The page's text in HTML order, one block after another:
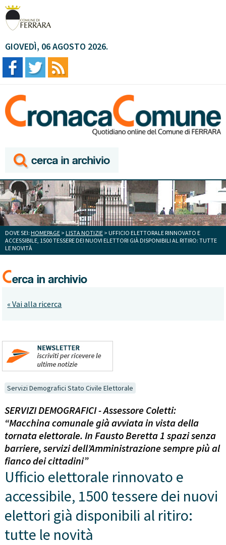
GIOVEDÌ, 06 AGOSTO 2026.
DOVE SEI: HOMEPAGE > LISTA NOTIZIE > UFFICIO ELETTORALE RINNOVATO E
ACCESSIBILE, 1500 TESSERE DEI NUOVI ELETTORI GIÀ DISPONIBILI AL RITIRO: TUTTE
LE NOVITÀ
« Vai alla ricerca
Servizi Demografici Stato Civile Elettorale
SERVIZI DEMOGRAFICI - Assessore Coletti:
“Macchina comunale già avviata in vista della
tornata elettorale. In Fausto Beretta 1 spazi senza
barriere, servizi dell’Amministrazione sempre più al
fianco dei cittadini”
Ufficio elettorale rinnovato e
accessibile, 1500 tessere dei nuovi
elettori già disponibili al ritiro:
tutte le novità